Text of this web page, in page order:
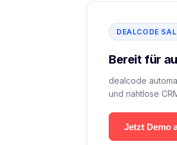
DEALCODE
Bereit für
dealcode
und nahtlose
Jetzt Demo